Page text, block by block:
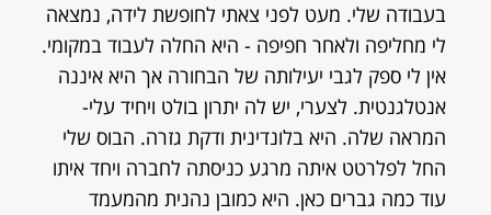
בעבודה שלי. מעט לפני צאתי לחופשת לידה, נמצאה
לי מחליפה ולאחר חפיפה - היא החלה לעבוד במקומי.
אין לי ספק לגבי יעילותה של הבחורה אך היא איננה
אנטלגנטית. לצערי, יש לה יתרון בולט ויחיד עלי-
המראה שלה. היא בלונדינית ודקת גזרה. הבוס שלי
החל לפלרטט איתה מרגע כניסתה לחברה ויחד איתו
עוד כמה גברים כאן. היא כמובן נהנית מהמעמד